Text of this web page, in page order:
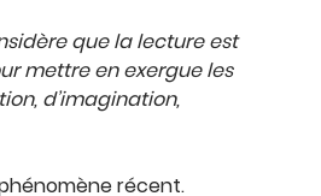
que la lecture est
mettre en exergue les
d’imagination,
récent.